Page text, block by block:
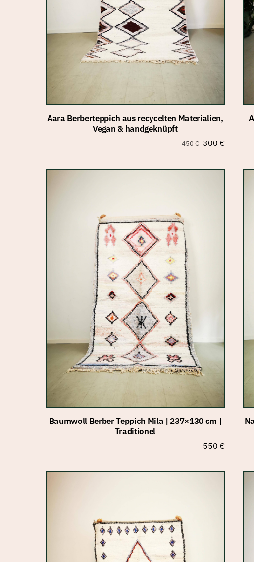
Aara Berberteppich aus recycelten Materialien,
Vegan & handgeknüpft
450€ Ursprünglicher
war:
300 €Aktueller
ist:
Baumwoll Berber Teppich Mila | 237×130 cm |
Traditionel
550 €